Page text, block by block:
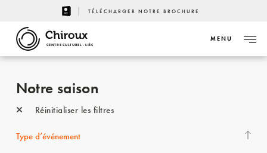
TÉLÉCHARGER NOTRE BROCHURE
CENTRE CULTUREL - LIÈGE
MENU
Notre saison
Réinitialiser les filtres
Type d’événement